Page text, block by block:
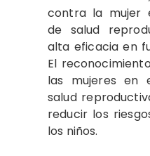
contra la mujer
de salud
alta eficacia en
El
las mujeres en
salud
reducir los
los niños.